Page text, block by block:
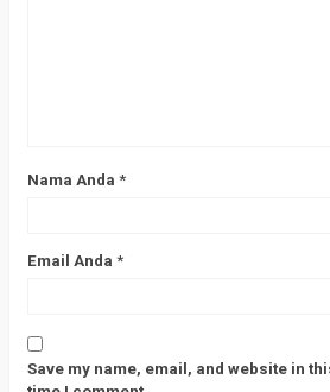
Nama Anda *
Email Anda *
Save my name, email, and website in